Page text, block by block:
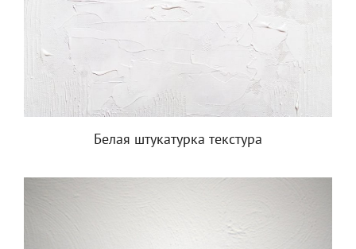
Белая штукатурка текстура